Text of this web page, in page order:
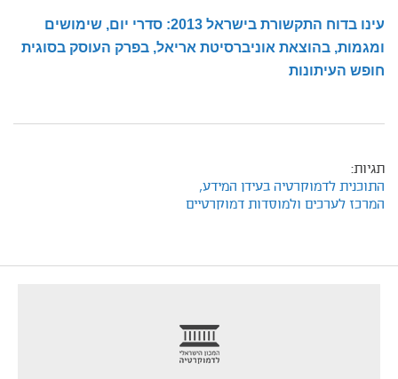
עינו בדוח התקשורת בישראל 2013: סדרי יום, שימושים
ומגמות, בהוצאת אוניברסיטת אריאל, בפרק העוסק בסוגית
חופש העיתונות
תגיות:
התוכנית לדמוקרטיה בעידן המידע,
המרכז לערכים ולמוסדות דמוקרטיים